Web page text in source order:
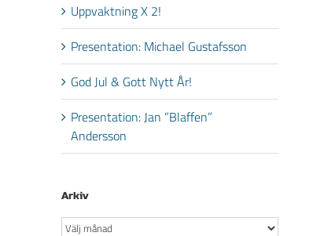
Uppvaktning X 2!
Presentation: Michael Gustafsson
God Jul & Gott Nytt År!
Presentation: Jan ”Blaffen”
Andersson
Arkiv
Arkiv